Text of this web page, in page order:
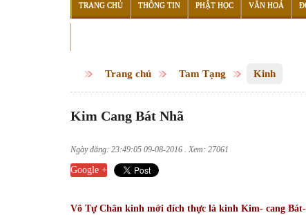
TRANG CHỦ THÔNG TIN PHẬT HỌC VĂN HOÁ
Trang chủ Tam Tạng Kinh
Kim Cang Bát Nhã
Ngày đăng: 23:49:05 09-08-2016 . Xem: 27061
Google +
Vô Tự Chân kinh mới đích thực là kinh Kim- cang